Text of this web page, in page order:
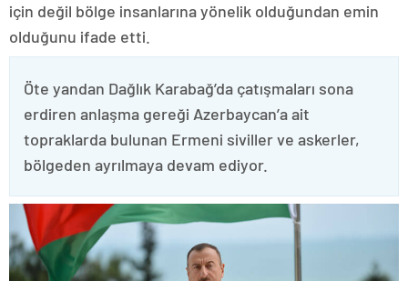
için değil bölge insanlarına yönelik olduğundan emin
olduğunu ifade etti.
Öte yandan Dağlık Karabağ’da çatışmaları sona
erdiren anlaşma gereği Azerbaycan’a ait
topraklarda bulunan Ermeni siviller ve askerler,
bölgeden ayrılmaya devam ediyor.